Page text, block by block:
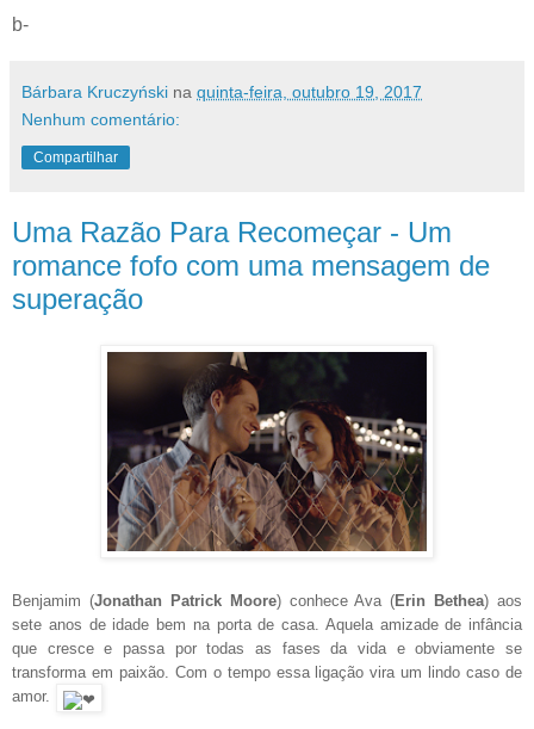
b-
Bárbara Kruczyński na quinta-feira, outubro 19, 2017
Nenhum comentário:
Compartilhar
Uma Razão Para Recomeçar - Um
romance fofo com uma mensagem de
superação
Benjamim (Jonathan Patrick Moore) conhece Ava (Erin Bethea) aos
sete anos de idade bem na porta de casa. Aquela amizade de infância
que cresce e passa por todas as fases da vida e obviamente se
transforma em paixão. Com o tempo essa ligação vira um lindo caso de
amor.